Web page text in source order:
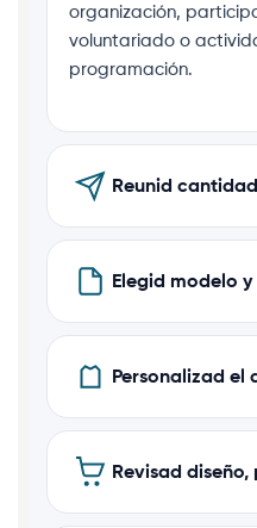
organización,
voluntariado o
programación.
Reunid
Elegid modelo
Personalizad el
Revisad